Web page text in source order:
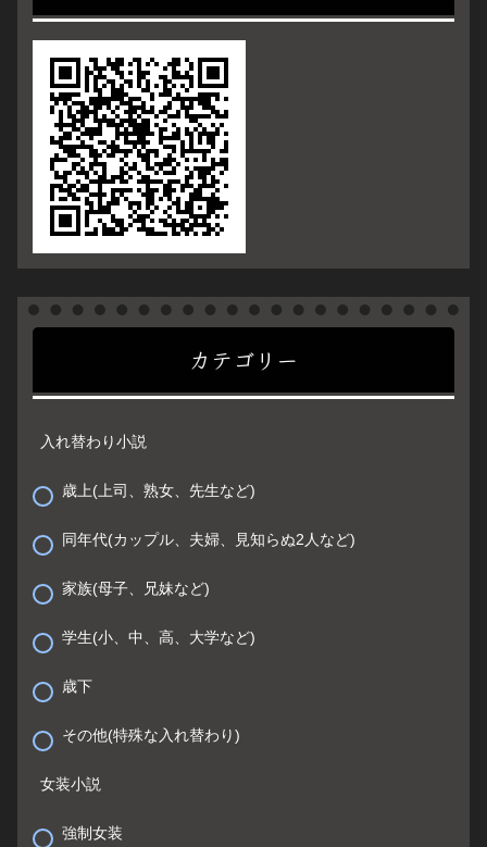
カテゴリー
入れ替わり小説
歳上(上司、熟女、先生など)
同年代(カップル、夫婦、見知らぬ2人など)
家族(母子、兄妹など)
学生(小、中、高、大学など)
歳下
その他(特殊な入れ替わり)
女装小説
強制女装